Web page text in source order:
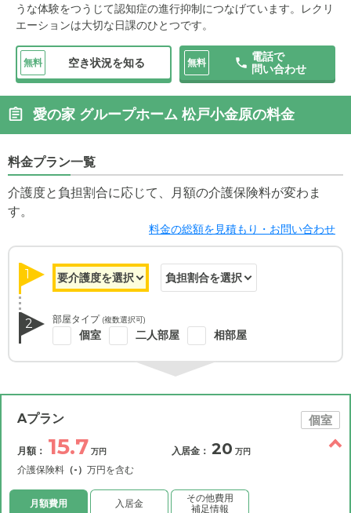
うな体験をつうじて認知症の進行抑制につなげています。レクリ
エーションは大切な日課のひとつです。
無料 空き状況を知る 無料
電話で
問い合わせ
愛の家 グループホーム 松戸小金原の料金
料金プラン一覧
介護度と負担割合に応じて、月額の介護保険料が変わま
す。
料金の総額を見積もり・お問い合わせ
1
2 部屋タイプ (複数選択可)
個室 二人部屋 相部屋
Aプラン 個室
月額： 15.7 万円
介護保険料 （-） 万円を含む
入居金： 20 万円
月額費用 入居金
その他費用
補足情報